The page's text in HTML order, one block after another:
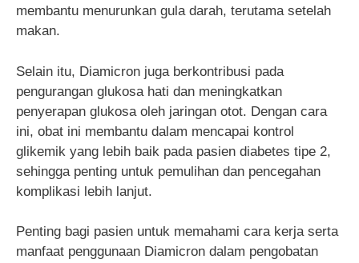
membantu menurunkan gula darah, terutama setelah
makan.
Selain itu, Diamicron juga berkontribusi pada
pengurangan glukosa hati dan meningkatkan
penyerapan glukosa oleh jaringan otot. Dengan cara
ini, obat ini membantu dalam mencapai kontrol
glikemik yang lebih baik pada pasien diabetes tipe 2,
sehingga penting untuk pemulihan dan pencegahan
komplikasi lebih lanjut.
Penting bagi pasien untuk memahami cara kerja serta
manfaat penggunaan Diamicron dalam pengobatan